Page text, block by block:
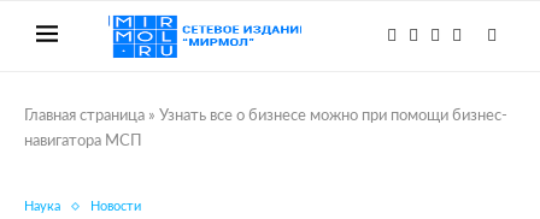
Главная страница » Узнать все о бизнесе можно при помощи бизнес-
навигатора МСП
Наука Новости